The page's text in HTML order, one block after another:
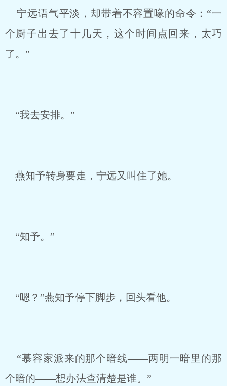
宁远语气平淡，却带着不容置喙的命令：“一
个厨子出去了十几天，这个时间点回来，太巧
了。”
“我去安排。”
燕知予转身要走，宁远又叫住了她。
“知予。”
“嗯？”燕知予停下脚步，回头看他。
“慕容家派来的那个暗线——两明一暗里的那
个暗的——想办法查清楚是谁。”